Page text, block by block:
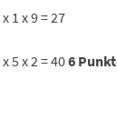
1 x 9 = 27
5 x 2 = 406